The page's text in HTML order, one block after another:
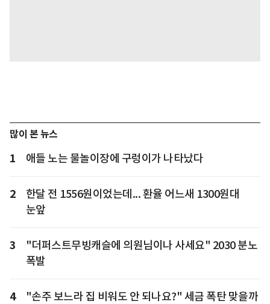
많이 본 뉴스
1 애들 노는 물놀이장에 구렁이가 나타났다
2
한달 전 1556원이었는데... 환율 어느새 1300원대
눈앞
3
"더퍼스트무빙캐슬에 의원님이나 사세요" 2030 분노
폭발
4
"손주 보느라 집 비워도 안 되나요?" 세금 폭탄 맞을까